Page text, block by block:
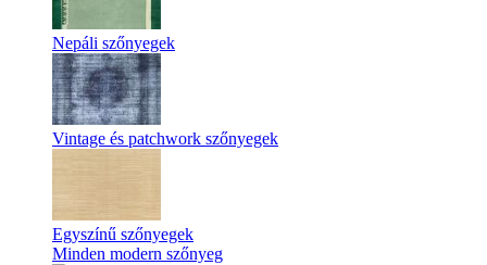
Nepáli szőnyegek
Vintage és patchwork szőnyegek
Egyszínű szőnyegek
Minden modern szőnyeg